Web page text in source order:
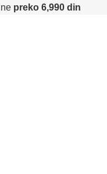
preko 6,990 din